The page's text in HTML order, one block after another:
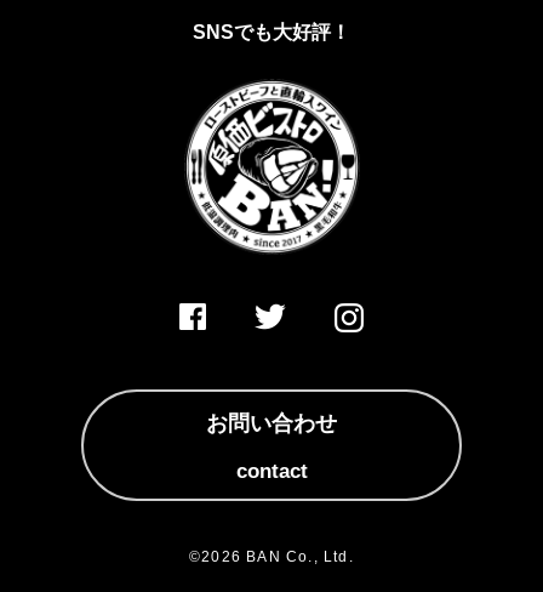
SNSでも大好評！
お問い合わせ
contact
©2026 BAN Co., Ltd.